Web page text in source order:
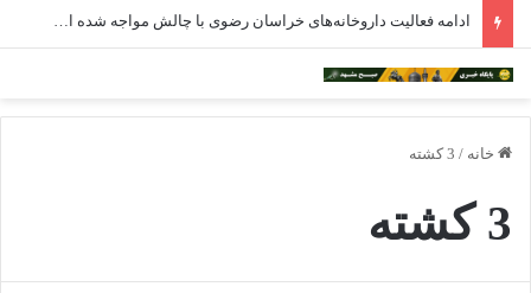
ادامه فعالیت داروخانه‌های خراسان رضوی با چالش مواجه شده است
خانه / 3 کشته
3 کشته